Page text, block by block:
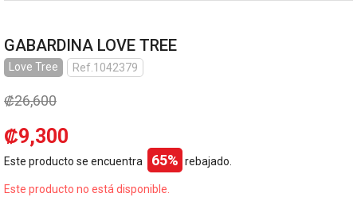
GABARDINA LOVE TREE
Love Tree Ref.1042379
₡26,600
₡9,300
Este producto se encuentra 65% rebajado.
Este producto no está disponible.